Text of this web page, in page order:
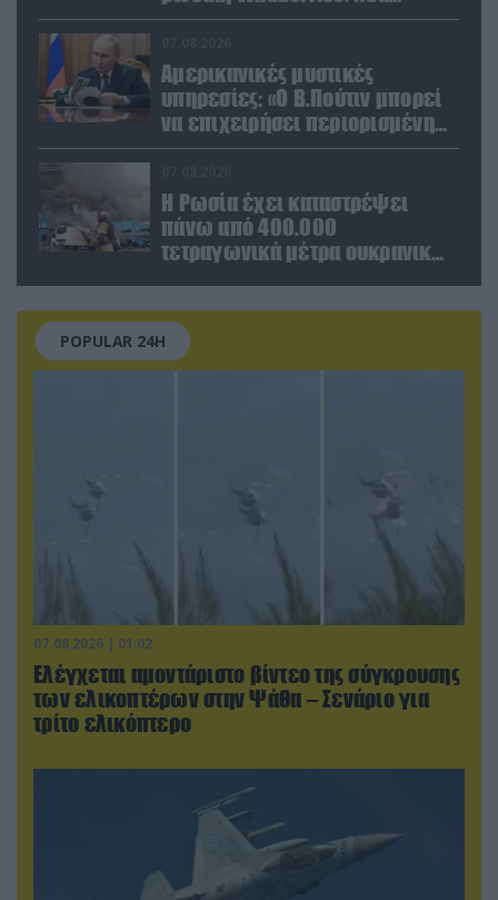
πλήγματα σε εγκαταστάσεις στα
Αμερικανικές μυστικές
υπηρεσίες: «Ο Β.Πούτιν μπορεί
να επιχειρήσει περιορισμένη
στρατιωτική επιχείρηση στην
Η Ρωσία έχει καταστρέψει
πάνω από 400.000
τετραγωνικά μέτρα ουκρανικών
POPULAR 24H
07.08.2026 | 01:02
Ελέγχεται αμοντάριστο βίντεο της σύγκρουσης
των ελικοπτέρων στην Ψάθα – Σενάριο για
τρίτο ελικόπτερο